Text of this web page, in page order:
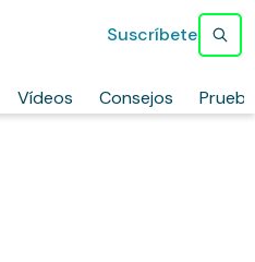
Vídeos Consejos
Suscríbete